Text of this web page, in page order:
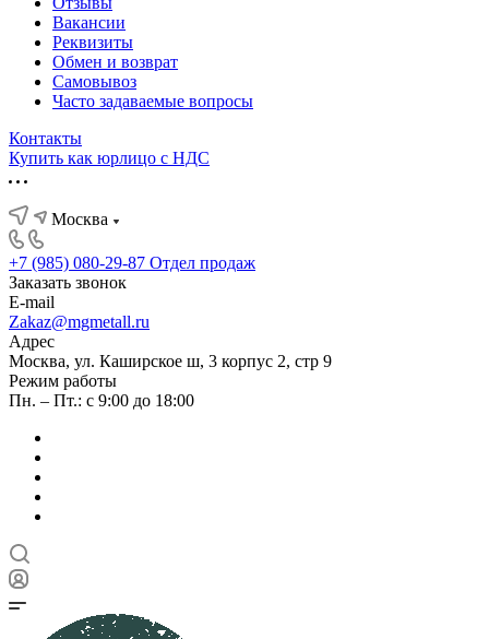
Вакансии
Реквизиты
Обмен и возврат
Самовывоз
Часто задаваемые вопросы
Контакты
Купить как юрлицо с НДС
Москва
+7 (985) 080-29-87 Отдел продаж
Заказать звонок
E-mail
Zakaz@mgmetall.ru
Адрес
Москва, ул. Каширское ш, 3 корпус 2, стр 9
Режим работы
Пн. – Пт.: с 9:00 до 18:00